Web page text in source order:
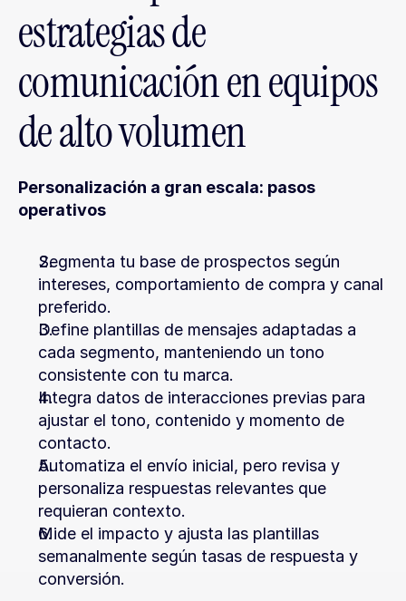
estrategias de
comunicación en equipos
de alto volumen
Personalización a gran escala: pasos
operativos
Segmenta tu base de prospectos según
intereses, comportamiento de compra y canal
preferido.
Define plantillas de mensajes adaptadas a
cada segmento, manteniendo un tono
consistente con tu marca.
Integra datos de interacciones previas para
ajustar el tono, contenido y momento de
contacto.
Automatiza el envío inicial, pero revisa y
personaliza respuestas relevantes que
requieran contexto.
Mide el impacto y ajusta las plantillas
semanalmente según tasas de respuesta y
conversión.